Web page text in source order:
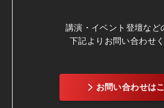
講演・イベント登壇など
下記よりお問い合わせく
お問い合わせは